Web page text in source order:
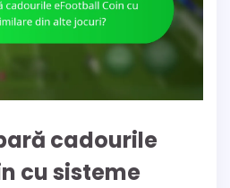
cadourile
cu sisteme